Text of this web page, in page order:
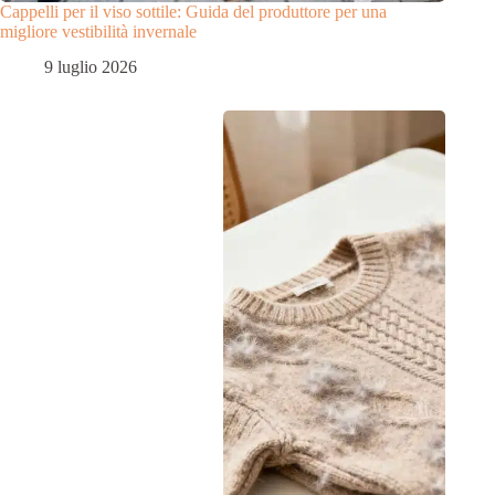
Cappelli per il viso sottile: Guida del produttore per una
migliore vestibilità invernale
9 luglio 2026